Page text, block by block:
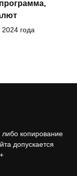
года
копирование
допускается